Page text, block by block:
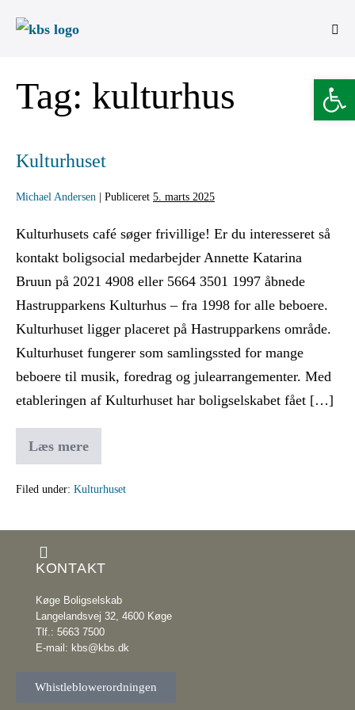
Tag: kulturhus
Kulturhuset
Michael Andersen Publiceret 5. marts 2025
Kulturhusets café søger frivillige! Er du interesseret så
kontakt boligsocial medarbejder Annette Katarina
Bruun på 2021 4908 eller 5664 3501 1997 åbnede
Hastrupparkens Kulturhus – fra 1998 for alle beboere.
Kulturhuset ligger placeret på Hastrupparkens område.
Kulturhuset fungerer som samlingssted for mange
beboere til musik, foredrag og julearrangementer. Med
etableringen af Kulturhuset har boligselskabet fået […]
Læs mere
Filed under: Kulturhuset
KONTAKT
Køge Boligselskab
Langelandsvej 32, 4600 Køge
Tlf.: 5663 7500
E-mail: kbs@kbs.dk
Whistleblowerordningen